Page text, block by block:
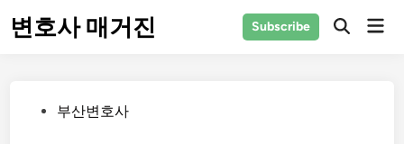
변호사 매거진 Subscribe
Posted부산변호사